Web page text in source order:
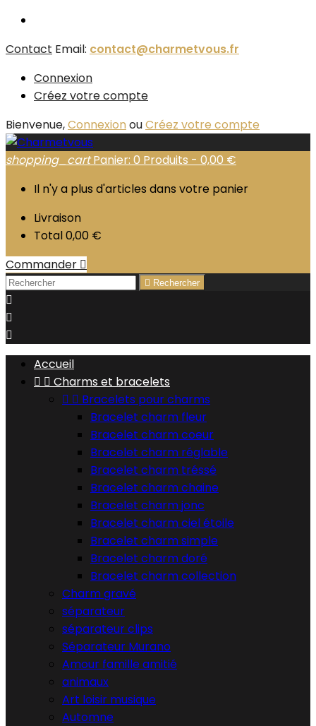
Contact Email: contact@charmetvous.fr
Connexion
Créez votre compte
Bienvenue,Connexion ouCréez votre compte
shopping_cart Panier: 0 Produits - 0,00 €
Il n'y a plus d'articles dans votre panier
Livraison
Total0,00 €
Commander 
 Rechercher



Accueil
  Charms et bracelets
  Bracelets pour charms
Bracelet charm fleur
Bracelet charm coeur
Bracelet charm réglable
Bracelet charm tréssé
Bracelet charm chaine
Bracelet charm jonc
Bracelet charm ciel étoile
Bracelet charm simple
Bracelet charm doré
Bracelet charm collection
Charm gravé
séparateur
séparateur clips
Séparateur Murano
Amour famille amitié
animaux
Art loisir musique
Automne